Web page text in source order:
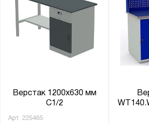
Верстак 1200х630 мм
С1/2
Арт. 225465